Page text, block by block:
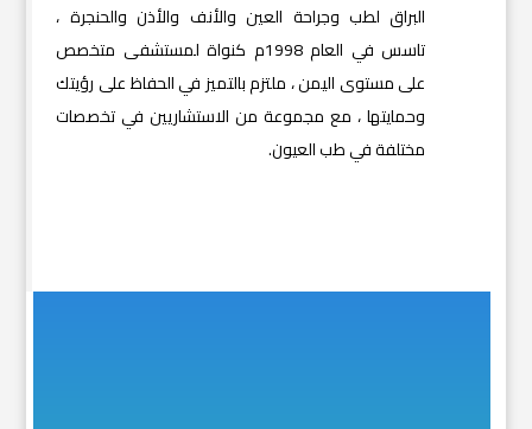
البراق لطب وجراحة العين والأنف والأذن والحنجرة ،
تاسس في العام 1998م كنواة لمستشفى متخصص
على مستوى اليمن ، ملتزم بالتميز في الحفاظ على رؤيتك
وحمايتها ، مع مجموعة من الاستشاريين في تخصصات
مختلفة في طب العيون.